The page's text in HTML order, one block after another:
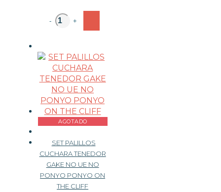
- +
AGOTADO
SET PALILLOS
CUCHARA TENEDOR
GAKE NO UE NO
PONYO PONYO ON
THE CLIFF